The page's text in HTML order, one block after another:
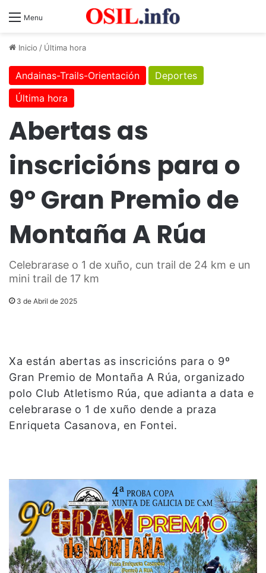
Menu
Inicio / Última hora
Andainas-Trails-Orientación
Deportes
Última hora
Abertas as
inscricións para o
9º Gran Premio de
Montaña A Rúa
Celebrarase o 1 de xuño, cun trail de 24 km e un
mini trail de 17 km
3 de Abril de 2025
Xa están abertas as inscricións para o 9º
Gran Premio de Montaña A Rúa, organizado
polo Club Atletismo Rúa, que adianta a data e
celebrarase o 1 de xuño dende a praza
Enriqueta Casanova, en Fontei.